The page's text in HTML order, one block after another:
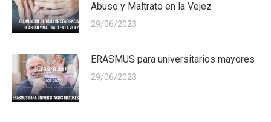
Abuso y Maltrato en la Vejez
29/06/2023
ERASMUS para universitarios mayores
29/06/2023